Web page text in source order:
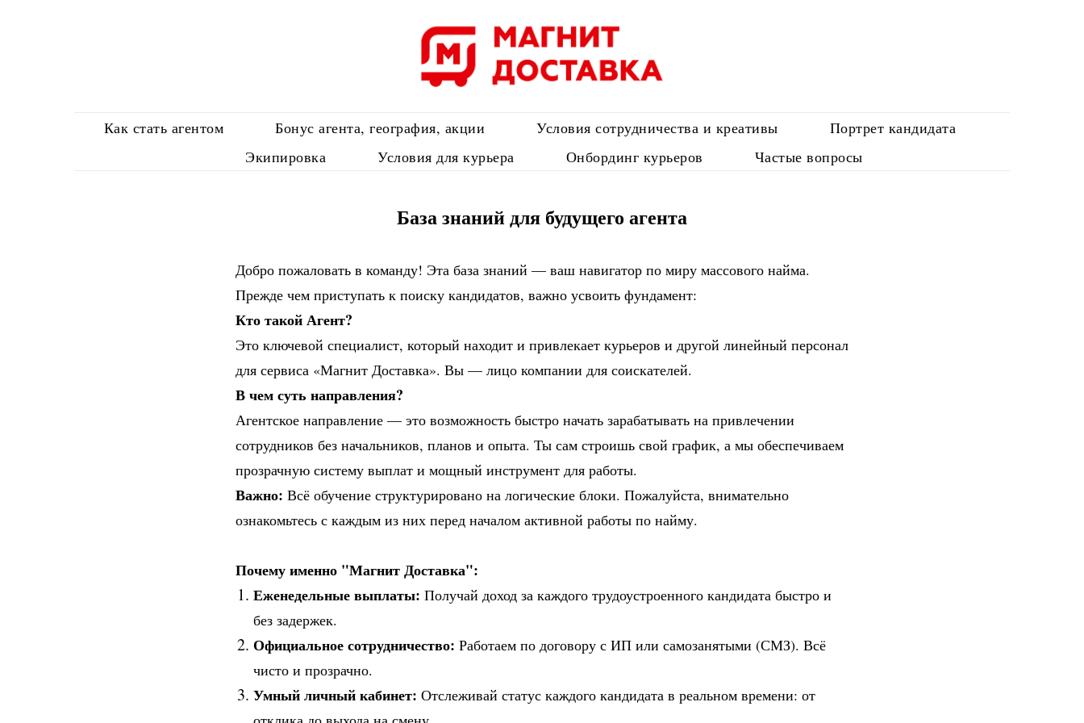
Как стать агентом Бонус агента, география, акции Условия сотрудничества и креативы
Портрет кандидата
Экипировка
Условия для курьера Онбординг курьеров Частые вопросы
База знаний для будущего агента
Добро пожаловать в команду! Эта база знаний — ваш навигатор по миру массового найма.
Прежде чем приступать к поиску кандидатов, важно усвоить фундамент:
Кто такой Агент?
Это ключевой специалист, который находит и привлекает курьеров и другой линейный персонал
для сервиса «Магнит Доставка». Вы — лицо компании для соискателей.
В чем суть направления?
Агентское направление — это возможность быстро начать зарабатывать на привлечении
сотрудников без начальников, планов и опыта. Ты сам строишь свой график, а мы обеспечиваем
прозрачную систему выплат и мощный инструмент для работы.
Важно: Всё обучение структурировано на логические блоки. Пожалуйста, внимательно
ознакомьтесь с каждым из них перед началом активной работы по найму.
Почему именно "Магнит Доставка":
Еженедельные выплаты: Получай доход за каждого трудоустроенного кандидата быстро и
без задержек.
Официальное сотрудничество: Работаем по договору с ИП или самозанятыми (СМЗ). Всё
чисто и прозрачно.
Умный личный кабинет: Отслеживай статус каждого кандидата в реальном времени: от